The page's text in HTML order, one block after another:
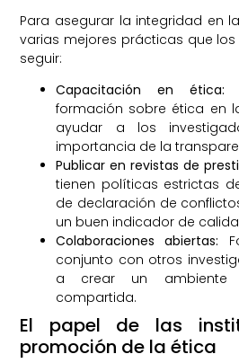
Para asegurar la integridad en
varias mejores prácticas que
seguir:
Capacitación en ética:
formación sobre ética en
ayudar a los
importancia de la
Publicar en revistas de
tienen políticas estrictas
de declaración de
un buen indicador de
Colaboraciones abiertas:
conjunto con otros
a crear un ambiente
compartida.
El papel de las
promoción de la ética